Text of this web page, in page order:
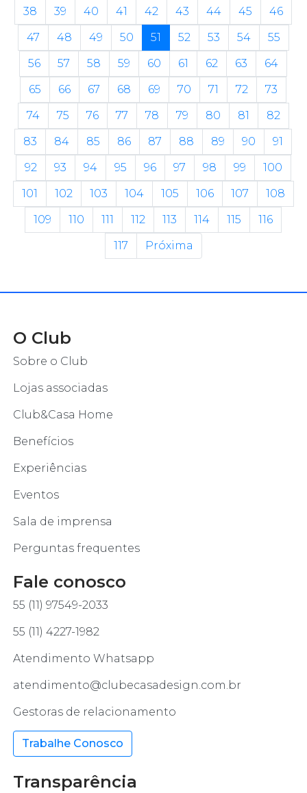
38
39 40 41 42 43 44 45
46
47
48 49 50 51 52 53 54
55
56
57 58 59 60 61 62 63
64
65
66 67 68 69 70 71 72
73
74
75 76 77 78 79 80 81
82
83
84 85 86 87 88 89 90
91
92
93 94 95 96 97 98 99
100
101
102 103 104 105 106 107
108
109
110 111 112 113 114 115
116
117
Próxima
O Club
Sobre o Club
Lojas associadas
Club&Casa Home
Benefícios
Experiências
Eventos
Sala de imprensa
Perguntas frequentes
Fale conosco
55 (11) 97549-2033
55 (11) 4227-1982
Atendimento Whatsapp
atendimento@clubecasadesign.com.br
Gestoras de relacionamento
Trabalhe Conosco
Transparência